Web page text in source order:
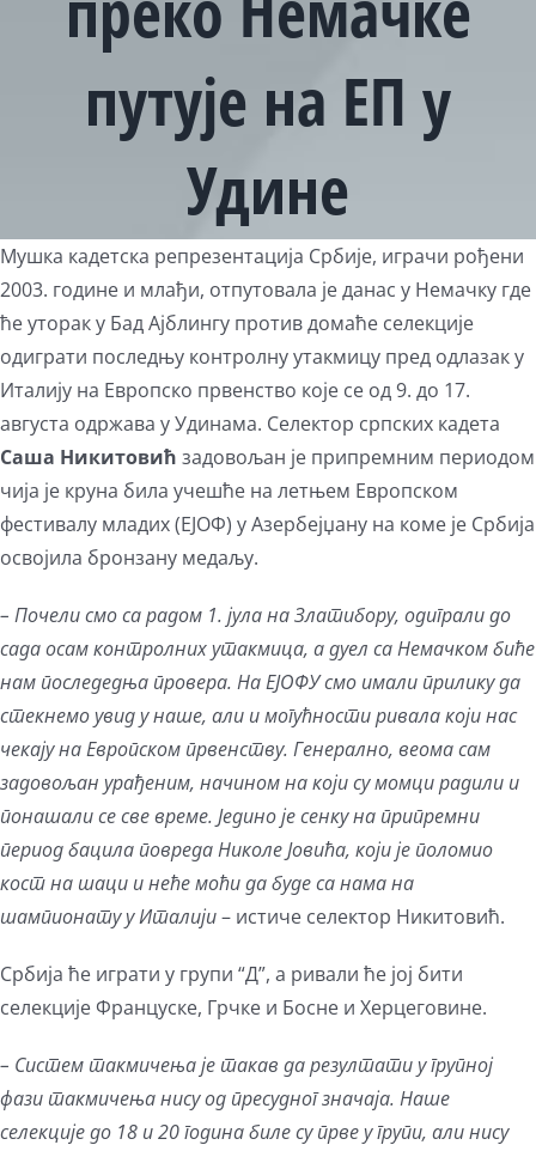
путује на ЕП у
Удине
View
Larger
Image
Мушка кадетска репрезентација Србије, играчи рођени
2003. године и млађи, отпутовала је данас у Немачку где
ће уторак у Бад Ајблингу против домаће селекције
одиграти последњу контролну утакмицу пред одлазак у
Италију на Европско првенство које се од 9. до 17.
августа одржава у Удинама. Селектор српских кадета
Саша Никитовић задовољан је припремним периодом
чија је круна била учешће на летњем Европском
фестивалу младих (ЕЈОФ) у Азербејџану на коме је Србија
освојила бронзану медаљу.
– Почели смо са радом 1. јула на Златибору, одиграли до
сада осам контролних утакмица, а дуел са Немачком биће
нам последедња провера. На ЕЈОФУ смо имали прилику да
стекнемо увид у наше, али и могућности ривала који нас
чекају на Европском првенству. Генерално, веома сам
задовољан урађеним, начином на који су момци радили и
понашали се све време. Једино је сенку на припремни
период бацила повреда Николе Јовића, који је поломио
кост на шаци и неће моћи да буде са нама на
шампионату у Италији– истиче селектор Никитовић.
Србија ће играти у групи “Д”, а ривали ће јој бити
селекције Француске, Грчке и Босне и Херцеговине.
– Систем такмичења је такав да резултати у групној
фази такмичења нису од пресудног значаја. Наше
селекције до 18 и 20 година биле су прве у групи, али нису